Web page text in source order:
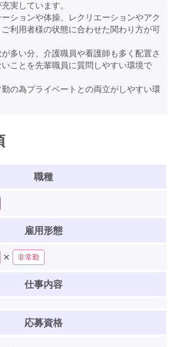
実しています。
ーションや体操、レクリエーションやアク
利用者様の状態に合わせた関わり方が可
が多い分、介護職員や看護師も多く配置さ
ことを先輩職員に質問しやすい環境で
勤の為プライベートとの両立がしやすい環
職種
雇用形態
✕ 非常勤
仕事内容
応募資格